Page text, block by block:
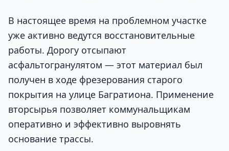
В настоящее время на проблемном участке
уже активно ведутся восстановительные
работы. Дорогу отсыпают
асфальтогранулятом — этот материал был
получен в ходе фрезерования старого
покрытия на улице Багратиона. Применение
вторсырья позволяет коммунальщикам
оперативно и эффективно выровнять
основание трассы.